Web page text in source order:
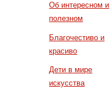
Об интересном и
полезном
Благочестиво и
красиво
Дети в мире
искусства